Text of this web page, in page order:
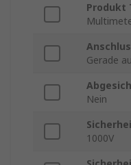
Produkt
Gerade
Nein
1000V